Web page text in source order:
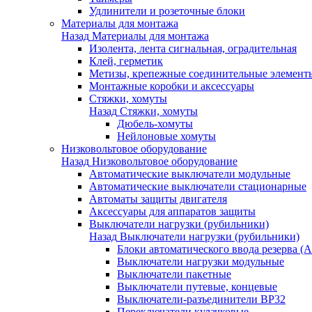
Удлинители и розеточные блоки
Материалы для монтажа
Назад Материалы для монтажа
Изолента, лента сигнальная, оградительная
Клей, герметик
Метизы, крепежные соединительные
Монтажные коробки и аксессуары
Стяжки, хомуты
Назад Стяжки, хомуты
Дюбель-хомуты
Нейлоновые хомуты
Низковольтовое оборудование
Назад Низковольтовое оборудование
Автоматические выключатели модульные
Автоматические выключатели стационарные
Автоматы защиты двигателя
Аксессуары для аппаратов защиты
Выключатели нагрузки (рубильники)
Назад Выключатели нагрузки (рубильники)
Блоки автоматического ввода резерва
Выключатели нагрузки модульные
Выключатели пакетные
Выключатели путевые, концевые
Выключатели-разъединители ВР32